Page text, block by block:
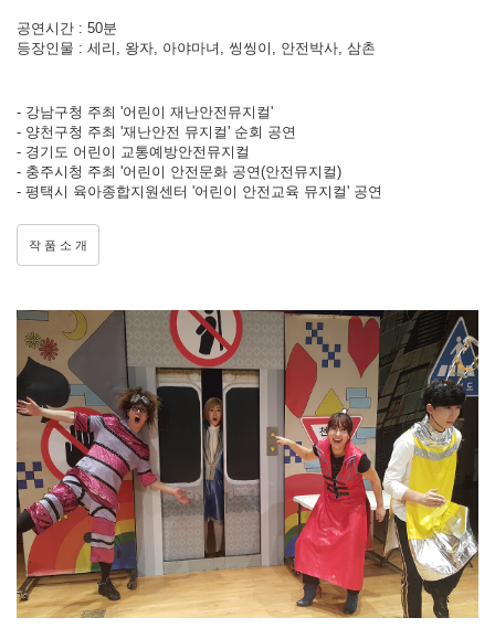
공연시간 : 50분
등장인물 : 세리, 왕자, 아야마녀, 씽씽이, 안전박사, 삼촌
- 강남구청 주최 '어린이 재난안전뮤지컬'
- 양천구청 주최 '재난안전 뮤지컬' 순회 공연
- 경기도 어린이 교통예방안전뮤지컬
- 충주시청 주최 '어린이 안전문화 공연(안전뮤지컬)
- 평택시 육아종합지원센터 '어린이 안전교육 뮤지컬' 공연
작 품 소 개